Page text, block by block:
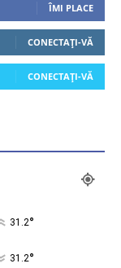
ÎMI PLACE
CONECTAȚI-VĂ
CONECTAȚI-VĂ
31.2°
31.2°